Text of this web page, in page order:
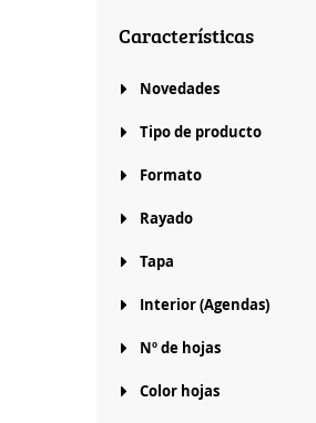
Características
Novedades
Tipo de producto
Formato
Rayado
Tapa
Interior (Agendas)
Nº de hojas
Color hojas